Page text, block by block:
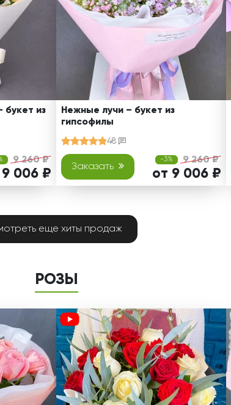
букет из
9 260 ₽
9 006 ₽
Нежные лучи – букет из
гипсофилы
48
Заказать
-3% 9 260 ₽
от 9 006 ₽
еще хиты продаж
РОЗЫ